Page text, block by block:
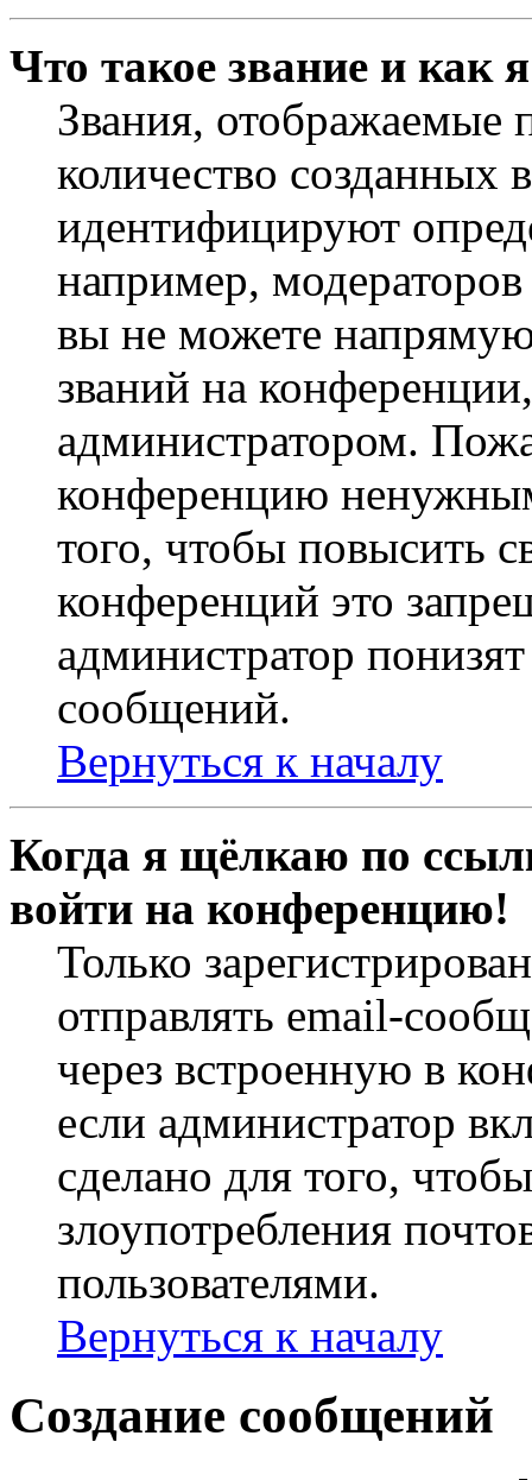
Что такое звание и как
Звания,
количество
идентифицируют
например,
вы не можете
званий на
администратором.
конференцию
того, чтобы повысить
конференций это
администратор
сообщений.
Вернуться к началу
Когда я щёлкаю по
войти на конференцию!
Только
отправлять email-
через встроенную в
если администратор
сделано для того,
злоупотребления
пользователями.
Вернуться к началу
Создание сообщений